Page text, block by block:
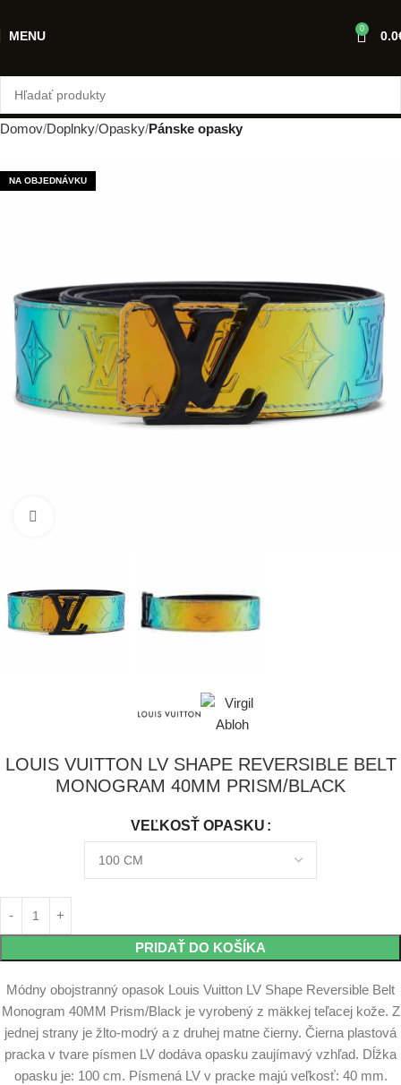
MENU 0 0.0
Domov Doplnky Opasky Pánske opasky
NA OBJEDNÁVKU
LOUIS VUITTON LV SHAPE REVERSIBLE BELT
MONOGRAM 40MM PRISM/BLACK
VEĽKOSŤ OPASKU
PRIDAŤ DO KOŠÍKA
Módny obojstranný opasok Louis Vuitton LV Shape Reversible Belt
Monogram 40MM Prism/Black je vyrobený z mäkkej teľacej kože. Z
jednej strany je žlto-modrý a z druhej matne čierny. Čierna plastová
pracka v tvare písmen LV dodáva opasku zaujímavý vzhľad. Dĺžka
opasku je: 100 cm. Písmená LV v pracke majú veľkosť: 40 mm.